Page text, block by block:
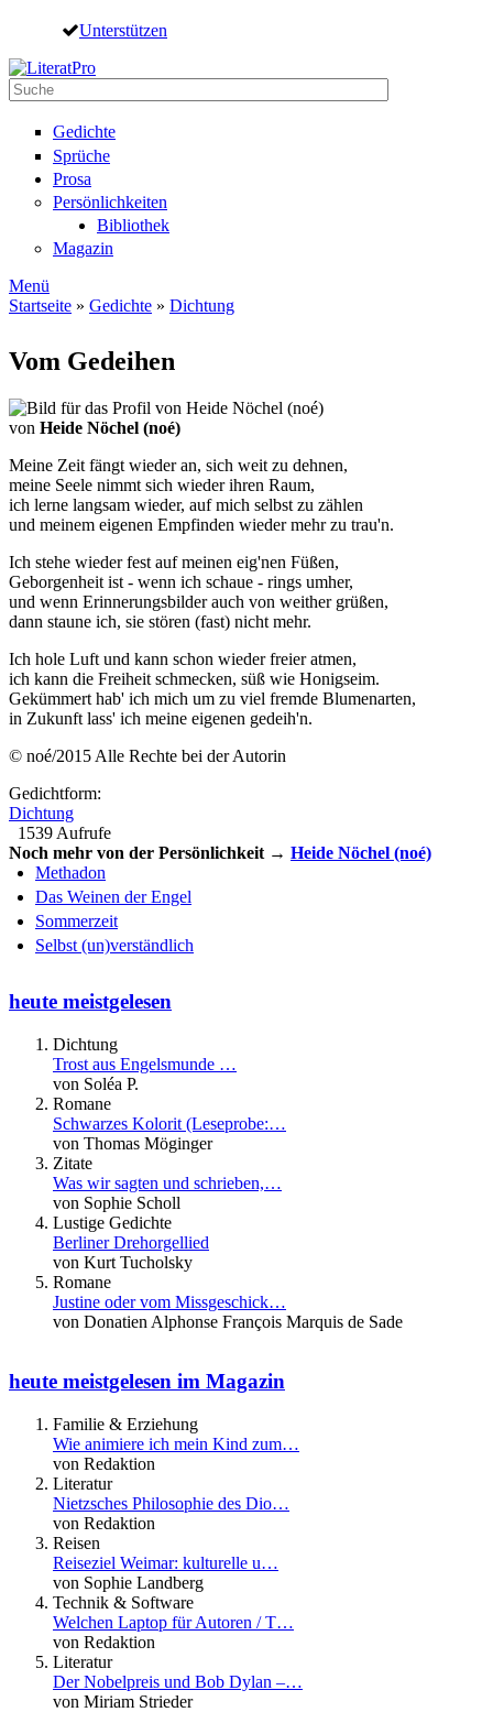
Direkt zum Inhalt
Unterstützen
Suche
Gedichte
Sprüche
Prosa
Persönlichkeiten
Bibliothek
Magazin
Menü
Startseite » Gedichte » Dichtung
Vom Gedeihen
von Heide Nöchel (noé)
Meine Zeit fängt wieder an, sich weit zu dehnen,
meine Seele nimmt sich wieder ihren Raum,
ich lerne langsam wieder, auf mich selbst zu zählen
und meinem eigenen Empfinden wieder mehr zu trau'n.
Ich stehe wieder fest auf meinen eig'nen Füßen,
Geborgenheit ist - wenn ich schaue - rings umher,
und wenn Erinnerungsbilder auch von weither grüßen,
dann staune ich, sie stören (fast) nicht mehr.
Ich hole Luft und kann schon wieder freier atmen,
ich kann die Freiheit schmecken, süß wie Honigseim.
Gekümmert hab' ich mich um zu viel fremde Blumenarten,
in Zukunft lass' ich meine eigenen gedeih'n.
© noé/2015 Alle Rechte bei der Autorin
Gedichtform:
Dichtung
1539 Aufrufe
Noch mehr von der Persönlichkeit → Heide Nöchel (noé)
Methadon
Das Weinen der Engel
Sommerzeit
Selbst (un)verständlich
heute meistgelesen
Dichtung
Trost aus Engelsmunde …
von Soléa P.
Romane
Schwarzes Kolorit (Leseprobe:…
von Thomas Möginger
Zitate
Was wir sagten und schrieben,…
von Sophie Scholl
Lustige Gedichte
Berliner Drehorgellied
von Kurt Tucholsky
Romane
Justine oder vom Missgeschick…
von Donatien Alphonse François Marquis de Sade
heute meistgelesen im Magazin
Familie & Erziehung
Wie animiere ich mein Kind zum…
von Redaktion
Literatur
Nietzsches Philosophie des Dio…
von Redaktion
Reisen
Reiseziel Weimar: kulturelle u…
von Sophie Landberg
Technik & Software
Welchen Laptop für Autoren / T…
von Redaktion
Literatur
Der Nobelpreis und Bob Dylan –…
von Miriam Strieder